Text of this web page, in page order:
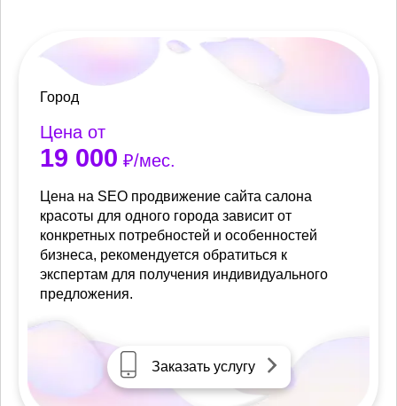
Город
Цена от
19 000 ₽/мес.
Цена на SEO продвижение сайта салона
красоты для одного города зависит от
конкретных потребностей и особенностей
бизнеса, рекомендуется обратиться к
экспертам для получения индивидуального
предложения.
Заказать услугу